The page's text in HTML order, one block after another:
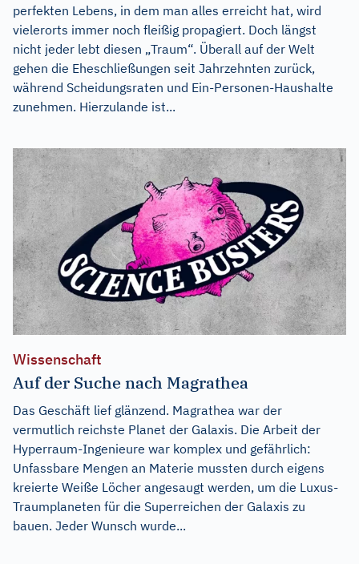
perfekten Lebens, in dem man alles erreicht hat, wird
vielerorts immer noch fleißig propagiert. Doch längst
nicht jeder lebt diesen „Traum“. Überall auf der Welt
gehen die Eheschließungen seit Jahrzehnten zurück,
während Scheidungsraten und Ein-Personen-Haushalte
zunehmen. Hierzulande ist...
Wissenschaft
Auf der Suche nach Magrathea
Das Geschäft lief glänzend. Magrathea war der
vermutlich reichste Planet der Galaxis. Die Arbeit der
Hyperraum-Ingenieure war komplex und gefährlich:
Unfassbare Mengen an Materie mussten durch eigens
kreierte Weiße Löcher angesaugt werden, um die Luxus-
Traumplaneten für die Superreichen der Galaxis zu
bauen. Jeder Wunsch wurde...